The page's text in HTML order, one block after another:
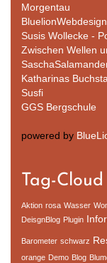
Morgentau
Susis Wollecke -
Zwischen Wellen
Katharinas
Susfi
GGS Bergschule
powered by
Tag-Cloud
Aktion rosa Wasser
DeisgnBlog Plugin
Barometer schwarz
orange Demo Blog